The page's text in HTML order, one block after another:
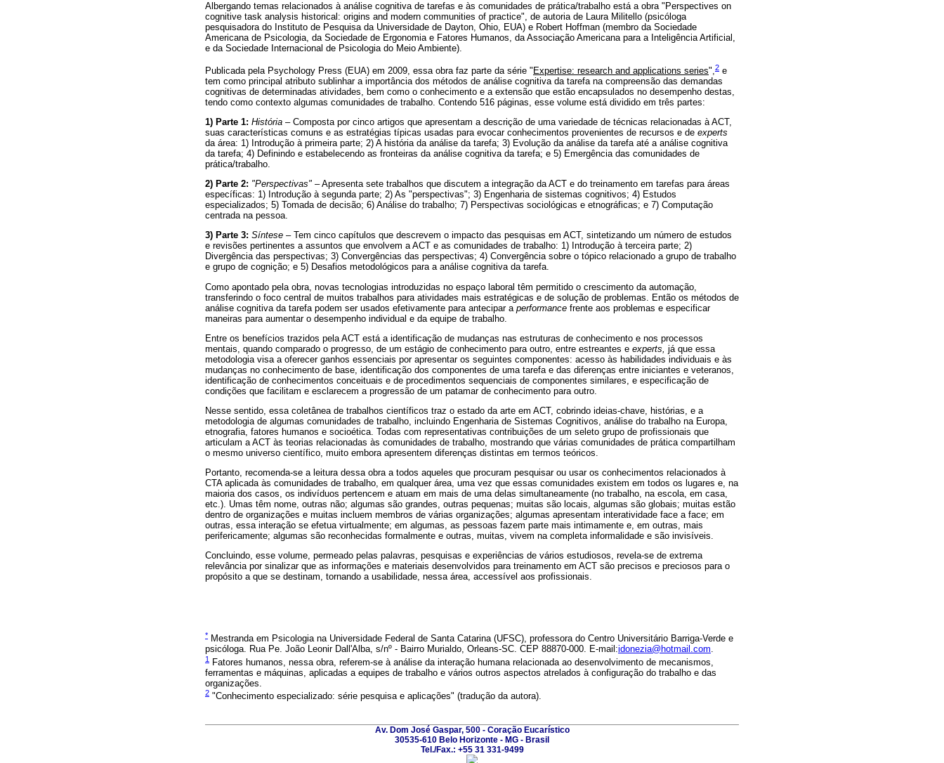
Albergando temas relacionados à análise cognitiva de tarefas e às comunidades de prática/trabalho está a obra "Perspectives on
cognitive task analysis historical: origins and modern communities of practice", de autoria de Laura Militello (psicóloga
pesquisadora do Instituto de Pesquisa da Universidade de Dayton, Ohio, EUA) e Robert Hoffman (membro da Sociedade
Americana de Psicologia, da Sociedade de Ergonomia e Fatores Humanos, da Associação Americana para a Inteligência Artificial,
e da Sociedade Internacional de Psicologia do Meio Ambiente).
Publicada pela Psychology Press (EUA) em 2009, essa obra faz parte da série " Expertise: research and applications series", 2 e
tem como principal atributo sublinhar a importância dos métodos de análise cognitiva da tarefa na compreensão das demandas
cognitivas de determinadas atividades, bem como o conhecimento e a extensão que estão encapsulados no desempenho destas,
tendo como contexto algumas comunidades de trabalho. Contendo 516 páginas, esse volume está dividido em três partes:
1) Parte 1: História – Composta por cinco artigos que apresentam a descrição de uma variedade de técnicas relacionadas à ACT,
suas características comuns e as estratégias típicas usadas para evocar conhecimentos provenientes de recursos e de experts
da área: 1) Introdução à primeira parte; 2) A história da análise da tarefa; 3) Evolução da análise da tarefa até a análise cognitiva
da tarefa; 4) Definindo e estabelecendo as fronteiras da análise cognitiva da tarefa; e 5) Emergência das comunidades de
prática/trabalho.
2) Parte 2: "Perspectivas" – Apresenta sete trabalhos que discutem a integração da ACT e do treinamento em tarefas para áreas
específicas: 1) Introdução à segunda parte; 2) As "perspectivas"; 3) Engenharia de sistemas cognitivos; 4) Estudos
especializados; 5) Tomada de decisão; 6) Análise do trabalho; 7) Perspectivas sociológicas e etnográficas; e 7) Computação
centrada na pessoa.
3) Parte 3: Síntese – Tem cinco capítulos que descrevem o impacto das pesquisas em ACT, sintetizando um número de estudos
e revisões pertinentes a assuntos que envolvem a ACT e as comunidades de trabalho: 1) Introdução à terceira parte; 2)
Divergência das perspectivas; 3) Convergências das perspectivas; 4) Convergência sobre o tópico relacionado a grupo de trabalho
e grupo de cognição; e 5) Desafios metodológicos para a análise cognitiva da tarefa.
Como apontado pela obra, novas tecnologias introduzidas no espaço laboral têm permitido o crescimento da automação,
transferindo o foco central de muitos trabalhos para atividades mais estratégicas e de solução de problemas. Então os métodos de
análise cognitiva da tarefa podem ser usados efetivamente para antecipar a performance frente aos problemas e especificar
maneiras para aumentar o desempenho individual e da equipe de trabalho.
Entre os benefícios trazidos pela ACT está a identificação de mudanças nas estruturas de conhecimento e nos processos
mentais, quando comparado o progresso, de um estágio de conhecimento para outro, entre estreantes e experts, já que essa
metodologia visa a oferecer ganhos essenciais por apresentar os seguintes componentes: acesso às habilidades individuais e às
mudanças no conhecimento de base, identificação dos componentes de uma tarefa e das diferenças entre iniciantes e veteranos,
identificação de conhecimentos conceituais e de procedimentos sequenciais de componentes similares, e especificação de
condições que facilitam e esclarecem a progressão de um patamar de conhecimento para outro.
Nesse sentido, essa coletânea de trabalhos científicos traz o estado da arte em ACT, cobrindo ideias-chave, histórias, e a
metodologia de algumas comunidades de trabalho, incluindo Engenharia de Sistemas Cognitivos, análise do trabalho na Europa,
etnografia, fatores humanos e socioética. Todas com representativas contribuições de um seleto grupo de profissionais que
articulam a ACT às teorias relacionadas às comunidades de trabalho, mostrando que várias comunidades de prática compartilham
o mesmo universo científico, muito embora apresentem diferenças distintas em termos teóricos.
Portanto, recomenda-se a leitura dessa obra a todos aqueles que procuram pesquisar ou usar os conhecimentos relacionados à
CTA aplicada às comunidades de trabalho, em qualquer área, uma vez que essas comunidades existem em todos os lugares e, na
maioria dos casos, os indivíduos pertencem e atuam em mais de uma delas simultaneamente (no trabalho, na escola, em casa,
etc.). Umas têm nome, outras não; algumas são grandes, outras pequenas; muitas são locais, algumas são globais; muitas estão
dentro de organizações e muitas incluem membros de várias organizações; algumas apresentam interatividade face a face; em
outras, essa interação se efetua virtualmente; em algumas, as pessoas fazem parte mais intimamente e, em outras, mais
perifericamente; algumas são reconhecidas formalmente e outras, muitas, vivem na completa informalidade e são invisíveis.
Concluindo, esse volume, permeado pelas palavras, pesquisas e experiências de vários estudiosos, revela-se de extrema
relevância por sinalizar que as informações e materiais desenvolvidos para treinamento em ACT são precisos e preciosos para o
propósito a que se destinam, tornando a usabilidade, nessa área, accessível aos profissionais.
* Mestranda em Psicologia na Universidade Federal de Santa Catarina (UFSC), professora do Centro Universitário Barriga-Verde e
psicóloga. Rua Pe. João Leonir Dall'Alba, s/nº - Bairro Murialdo, Orleans-SC. CEP 88870-000. E-mail:idonezia@hotmail.com.
1 Fatores humanos, nessa obra, referem-se à análise da interação humana relacionada ao desenvolvimento de mecanismos,
ferramentas e máquinas, aplicadas a equipes de trabalho e vários outros aspectos atrelados à configuração do trabalho e das
organizações.
2 "Conhecimento especializado: série pesquisa e aplicações" (tradução da autora).
Av. Dom José Gaspar, 500 - Coração Eucarístico
30535-610 Belo Horizonte - MG - Brasil
Tel./Fax.: +55 31 331-9499